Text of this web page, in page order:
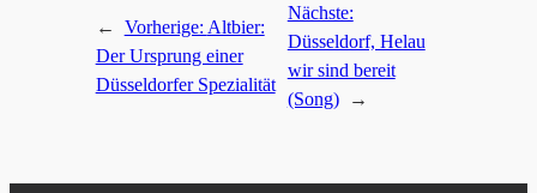
← Vorherige: Altbier:
Der Ursprung einer
Düsseldorfer Spezialität
Nächste:
Düsseldorf, Helau
wir sind bereit
(Song)
→